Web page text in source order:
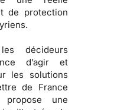
de protection
décideurs
d’agir et
les solutions
de France
propose une